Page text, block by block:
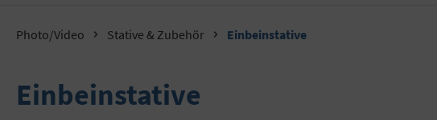
Photo/Video Stative & Zubehör Einbeinstative
Einbeinstative